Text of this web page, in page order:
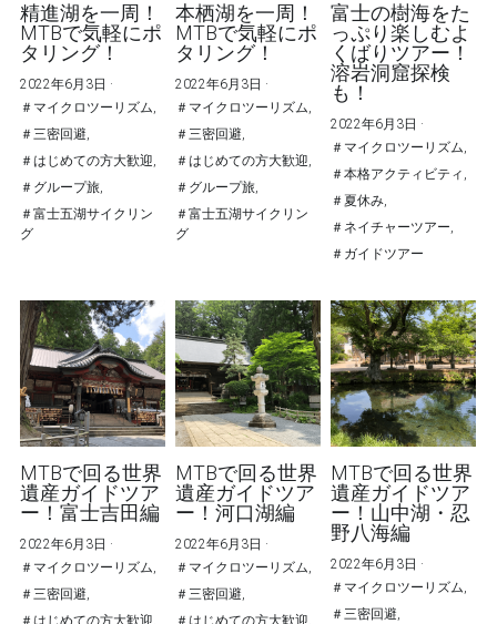
精進湖を一周！
MTBで気軽にポ
タリング！
2022年6月3日 ·
＃マイクロツーリズム,
＃三密回避,
＃はじめての方大歓迎,
＃グループ旅,
＃富士五湖サイクリン
グ
本栖湖を一周！
MTBで気軽にポ
タリング！
2022年6月3日 ·
＃マイクロツーリズム,
＃三密回避,
＃はじめての方大歓迎,
＃グループ旅,
＃富士五湖サイクリン
グ
富士の樹海をた
っぷり楽しむよ
くばりツアー！
溶岩洞窟探検
も！
2022年6月3日 ·
＃マイクロツーリズム,
＃本格アクティビティ,
＃夏休み,
＃ネイチャーツアー,
＃ガイドツアー
MTBで回る世界
遺産ガイドツア
ー！富士吉田編
2022年6月3日 ·
＃マイクロツーリズム,
＃三密回避,
＃はじめての方大歓迎,
MTBで回る世界
遺産ガイドツア
ー！河口湖編
2022年6月3日 ·
＃マイクロツーリズム,
＃三密回避,
＃はじめての方大歓迎,
MTBで回る世界
遺産ガイドツア
ー！山中湖・忍
野八海編
2022年6月3日 ·
＃マイクロツーリズム,
＃三密回避,